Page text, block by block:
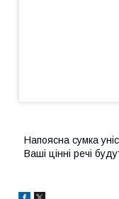
Напоясна сумка
Ваші цінні речі